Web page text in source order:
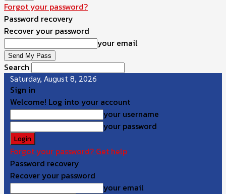
Forgot your password?
Password recovery
Recover your password
your email
Search
Saturday, August 8, 2026
Sign in
Welcome! Log into your account
your username
your password
Forgot your password? Get help
Password recovery
Recover your password
your email